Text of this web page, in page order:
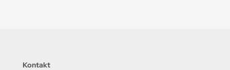
Kontakt